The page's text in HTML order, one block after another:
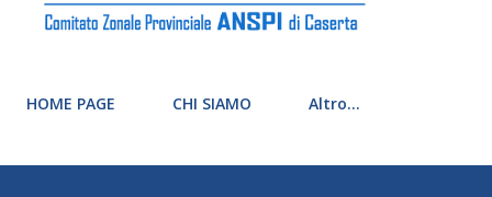
HOME PAGE CHI SIAMO Altro…